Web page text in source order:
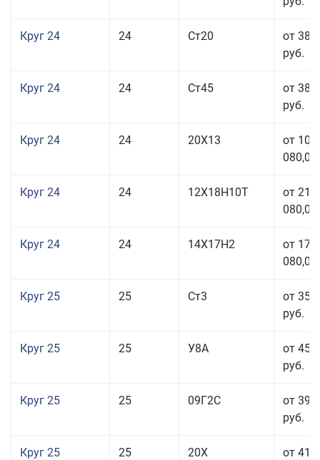
Круг 24 24 Ст20
от 38
руб.
Круг 24 24 Ст45
от 38
руб.
Круг 24 24 20Х13
от 103
080,00
Круг 24 24 12Х18Н10Т
от 211
080,00
Круг 24 24 14Х17Н2
от 178
080,00
Круг 25 25 Ст3
от 35
руб.
Круг 25 25 У8А
от 45
руб.
Круг 25 25 09Г2С
от 39
руб.
Круг 25 25 20Х
от 41